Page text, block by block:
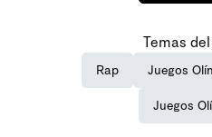
Temas
Rap Juegos
Juegos